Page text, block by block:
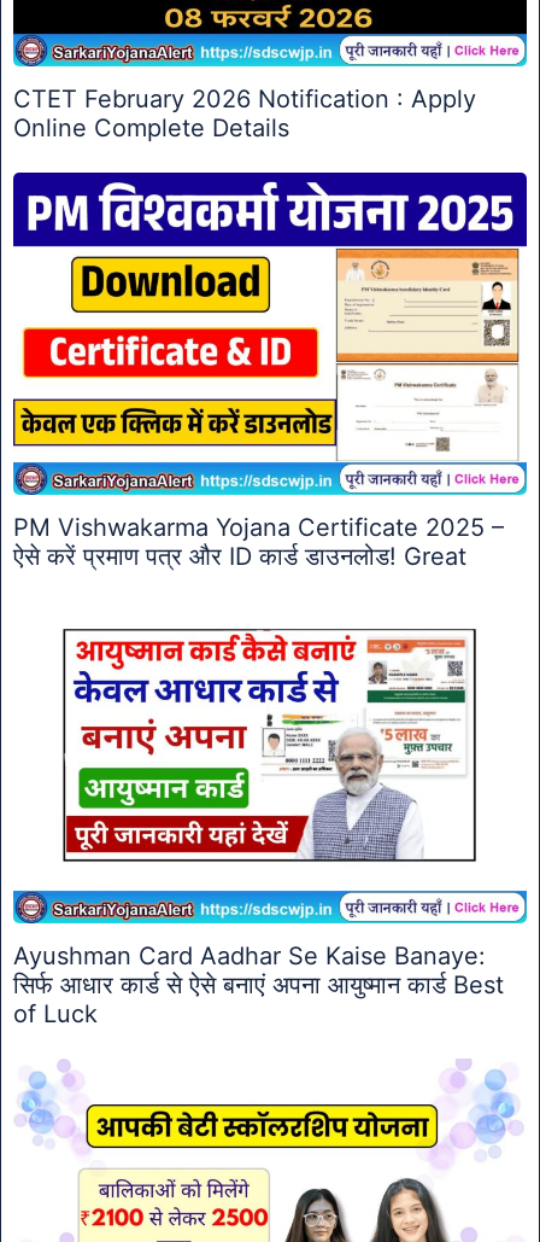
CTET February 2026 Notification : Apply
Online Complete Details
PM Vishwakarma Yojana Certificate 2025 –
ऐसे करें प्रमाण पत्र और ID कार्ड डाउनलोड! Great
Ayushman Card Aadhar Se Kaise Banaye:
सिर्फ आधार कार्ड से ऐसे बनाएं अपना आयुष्मान कार्ड Best
of Luck